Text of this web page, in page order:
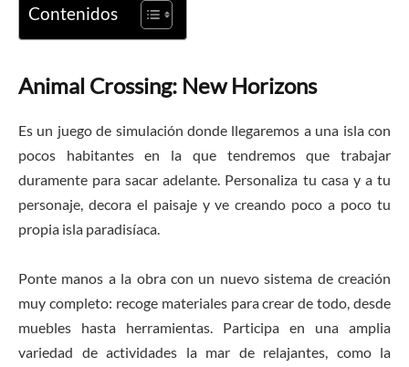
Contenidos
Animal Crossing: New Horizons
Es un juego de simulación donde llegaremos a una isla con
pocos habitantes en la que tendremos que trabajar
duramente para sacar adelante. Personaliza tu casa y a tu
personaje, decora el paisaje y ve creando poco a poco tu
propia isla paradisíaca.
Ponte manos a la obra con un nuevo sistema de creación
muy completo: recoge materiales para crear de todo, desde
muebles hasta herramientas. Participa en una amplia
variedad de actividades la mar de relajantes, como la